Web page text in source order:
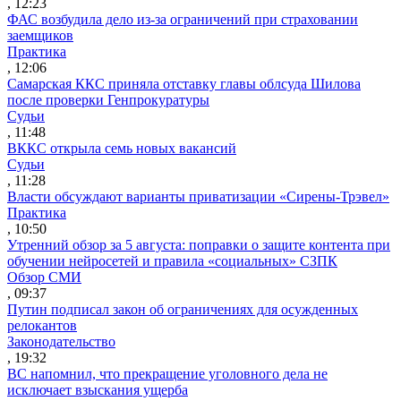
ФАС возбудила дело из-за ограничений при страховании
заемщиков
Практика
, 12:06
Самарская ККС приняла отставку главы облсуда Шилова
после проверки Генпрокуратуры
Судьи
, 11:48
ВККС открыла семь новых вакансий
Судьи
, 11:28
Власти обсуждают варианты приватизации «Сирены-Трэвел»
Практика
, 10:50
Утренний обзор за 5 августа: поправки о защите контента при
обучении нейросетей и правила «социальных» СЗПК
Обзор СМИ
, 09:37
Путин подписал закон об ограничениях для осужденных
релокантов
Законодательство
, 19:32
ВС напомнил, что прекращение уголовного дела не
исключает взыскания ущерба